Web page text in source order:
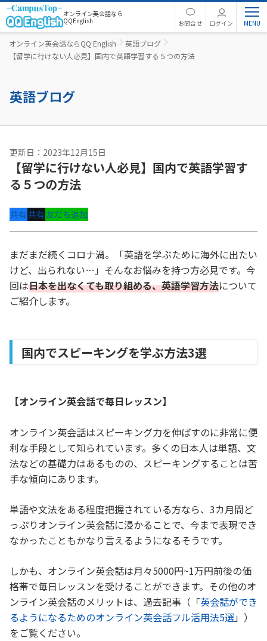
オンライン英会話なら
QQEnglish
お問合せ ログイン
オンライン英会話ならQQ English
英語ブログ
【留学に行けない人必見】国内で英語学習する５つの方法
英語ブログ
更新日：2023年12月15日
【留学に行けない人必見】国内で英語学習す
る５つの方法
共有共有友だち追加
まだまだ続くコロナ渦。「英語を学ぶために海外に出たい
けど、出られない…」そんなお悩みを持つ方必見です。今
回は日本を出なくても取り組める、英語学習方法について
ご紹介します。
国内でスピーキングを学ぶ方法3選
【オンライン英会話で毎日レッスン】
オンライン英会話はスピーキング力を伸ばすのに非常に便
利な手段として知られています。多くの日本人は単語、文
法などの基礎力はあるものの、スピーキングすることは苦
手な傾向にあります。
単語や文法をある程度把握されている方なら、3カ月間ど
っぷりオンライン英会話に浸かることで、今まで表現でき
なかったこともかなり言えるようになるそうです。
しかも、オンライン英会話は月々5000円~1万円前後の価
格帯で毎日レッスンを受けることができます。その他のオ
ンライン英会話のメリットは、過去記事（「英会話ができ
るようになるためのオンライン英会話フル活用法5選」）
をご覧ください。